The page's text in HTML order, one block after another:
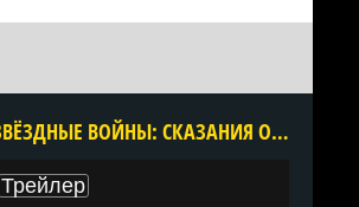
CМОТРЕТЬ ЗВЁЗДНЫЕ ВОЙНЫ: СКАЗАНИЯ О ДЖЕДАЯХ 1 СЕЗОН ОНЛАЙН В ХОРОШЕМ КАЧЕСТВЕ ВСЕ СЕРИИ ПОДРЯД БЕСПЛАТНО
Трейлер